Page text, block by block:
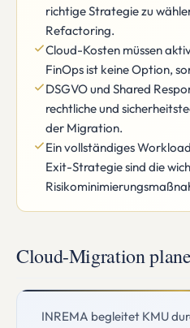
richtige Strategie zu
Refactoring.
Cloud-Kosten müssen
FinOps ist keine Option,
DSGVO und Shared
rechtliche und
der Migration.
Ein vollständiges
Exit-Strategie sind die
Cloud-Migration
INREMA begleitet KMU